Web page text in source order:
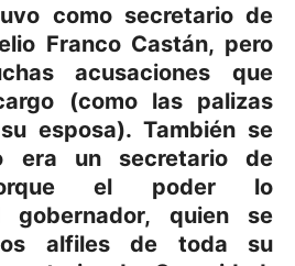
como secretario de
Franco Castán, pero
acusaciones que
(como las palizas
esposa). También se
era un secretario de
el poder lo
gobernador, quien se
alfiles de toda su